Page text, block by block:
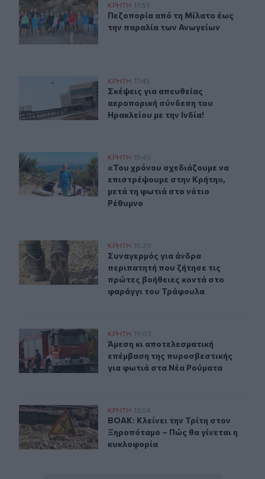
Πεζοπορία από τη Μίλατο έως την παραλία των
ΚΡΗΤΗ 17:51
Πεζοπορία από τη Μίλατο έως την
Πεζοπορία από τη Μίλατο έως
την παραλία των Ανωγείων
Σκέψεις για απευθείας αεροπορική σύνδεση του
ΚΡΗΤΗ 17:45
Σκέψεις για απευθείας
Σκέψεις για απευθείας
αεροπορική σύνδεση του
Ηρακλείου με την Ινδία!
«Του χρόνου σχεδιάζουμε να επιστρέψουμε στην
ΚΡΗΤΗ 15:40
«Του χρόνου σχεδιάζουμε να
«Του χρόνου σχεδιάζουμε να
επιστρέψουμε στην Κρήτη»,
μετά τη φωτιά στο νότιο
Ρέθυμνο
Συναγερμός για άνδρα περιπατητή που ζήτησε τις
ΚΡΗΤΗ 15:29
Συναγερμός για άνδρα
Συναγερμός για άνδρα
περιπατητή που ζήτησε τις
πρώτες βοήθειες κοντά στο
φαράγγι του Τράφουλα
Άμεση κι αποτελεσματική επέμβαση της
ΚΡΗΤΗ 15:03
Άμεση κι αποτελεσματική
Άμεση κι αποτελεσματική
επέμβαση της πυροσβεστικής
για φωτιά στα Νέα Ρούματα
ΒΟΑΚ: Κλείνει την Τρίτη στον Ξηροπόταμο – Πώς θα
ΚΡΗΤΗ 13:54
ΒΟΑΚ: Κλείνει την Τρίτη στον
ΒΟΑΚ: Κλείνει την Τρίτη στον
Ξηροπόταμο – Πώς θα γίνεται η
κυκλοφορία